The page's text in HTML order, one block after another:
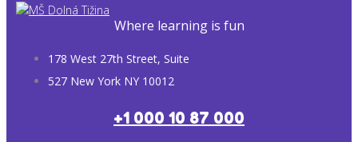
Where learning is fun
178 West 27th Street, Suite
527 New York NY 10012
+1 000 10 87 000